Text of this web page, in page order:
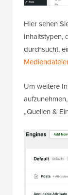
Hier sehen
Inhaltstypen,
durchsucht,
Um weitere
„Quellen &